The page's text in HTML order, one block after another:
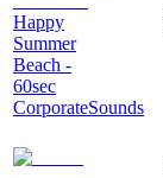
Happy
Summer
Beach -
60sec
CorporateSounds